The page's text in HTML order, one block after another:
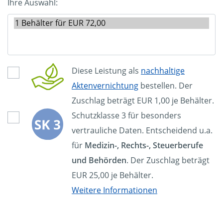
Ihre Auswahl:
Diese Leistung als nachhaltige
Aktenvernichtung bestellen. Der
Zuschlag beträgt EUR 1,00 je Behälter.
Schutzklasse 3 für besonders
vertrauliche Daten. Entscheidend u.a.
für Medizin-, Rechts-, Steuerberufe
und Behörden. Der Zuschlag beträgt
EUR 25,00 je Behälter.
Weitere Informationen